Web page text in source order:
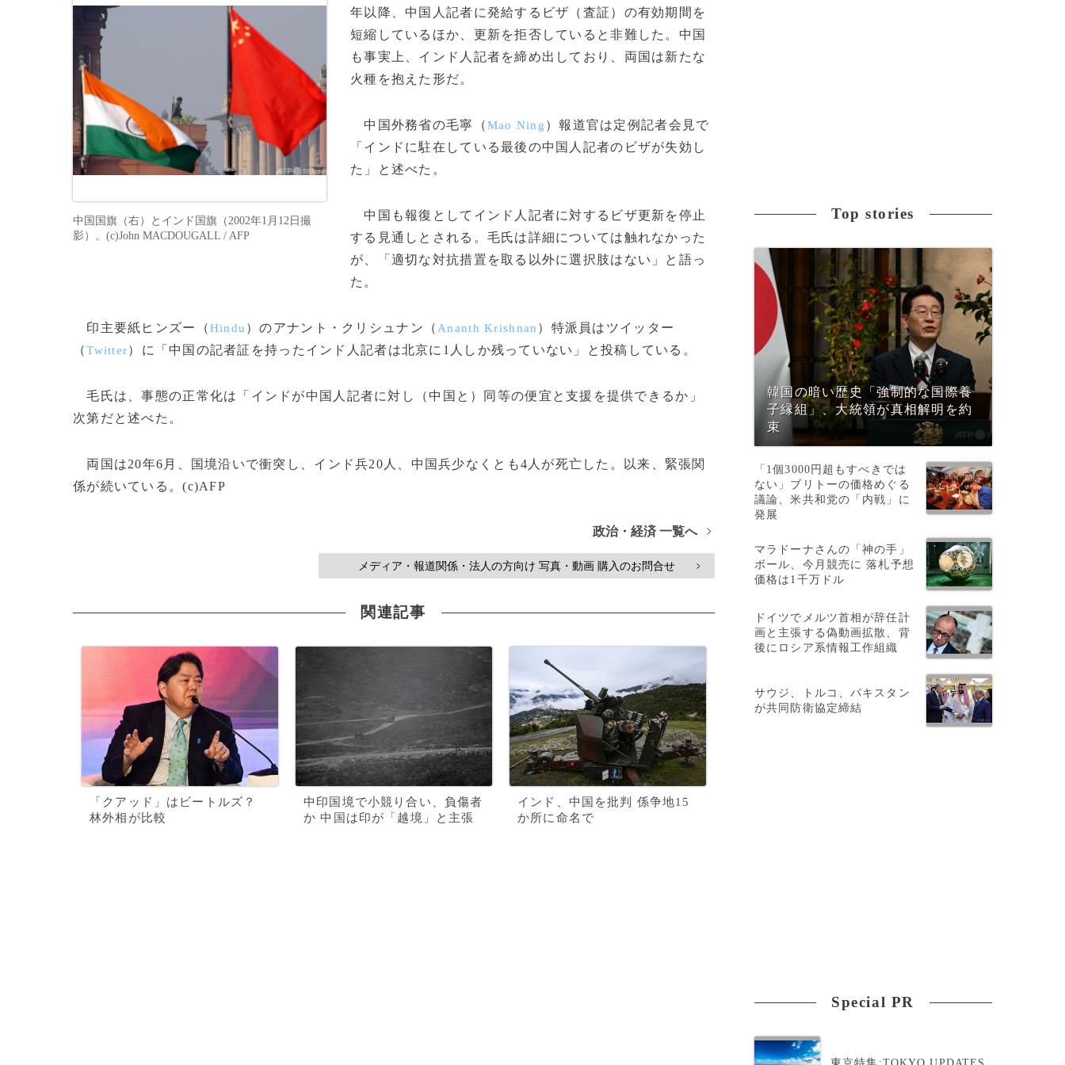
中国国旗（右）とインド国旗（2002年1月12日撮
影）。(c)John MACDOUGALL / AFP
年以降、中国人記者に発給するビザ（査証）の有効期間を
短縮しているほか、更新を拒否していると非難した。中国
も事実上、インド人記者を締め出しており、両国は新たな
火種を抱えた形だ。
中国外務省の毛寧（Mao Ning ）報道官は定例記者会見で
「インドに駐在している最後の中国人記者のビザが失効し
た」と述べた。
中国も報復としてインド人記者に対するビザ更新を停止
する見通しとされる。毛氏は詳細については触れなかった
が、「適切な対抗措置を取る以外に選択肢はない」と語っ
た。
印主要紙ヒンズー（Hindu ）のアナント・クリシュナン（ Ananth Krishnan ）特派員はツイッター
（Twitter）に「中国の記者証を持ったインド人記者は北京に1人しか残っていない」と投稿している。
毛氏は、事態の正常化は「インドが中国人記者に対し（中国と）同等の便宜と支援を提供できるか」
次第だと述べた。
両国は20年6月、国境沿いで衝突し、インド兵20人、中国兵少なくとも4人が死亡した。以来、緊張関
係が続いている。(c)AFP
政治・経済 一覧へ >
メディア・報道関係・法人の方向け 写真・動画 購入のお問合せ >
関連記事
「クアッド」はビートルズ？
林外相が比較
中印国境で小競り合い、負傷者
か 中国は印が「越境」と主張
インド、中国を批判 係争地15
か所に命名で
Top stories
韓国の暗い歴史「強制的な国際養
子縁組」、大統領が真相解明を約
束
「1個3000円超もすべきでは
ない」ブリトーの価格めぐる
議論、米共和党の「内戦」に
発展
マラドーナさんの「神の手」
ボール、今月競売に 落札予想
価格は1千万ドル
ドイツでメルツ首相が辞任計
画と主張する偽動画拡散、背
後にロシア系情報工作組織
サウジ、トルコ、パキスタン
が共同防衛協定締結
Special PR
東京特集:TOKYO UPDATES